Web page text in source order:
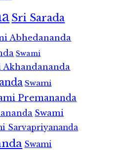
Sri Sarada
Abhedananda
Swami
Akhandananda
Swami
Premananda
Swami
Sarvapriyananda
Swami